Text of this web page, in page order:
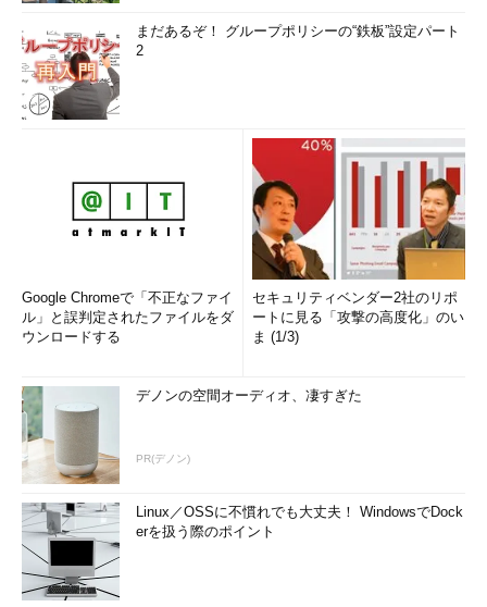
まだあるぞ！ グループポリシーの“鉄板”設定パート
2
Google Chromeで「不正なファイ
ル」と誤判定されたファイルをダ
ウンロードする
セキュリティベンダー2社のリポ
ートに見る「攻撃の高度化」のい
ま (1/3)
デノンの空間オーディオ、凄すぎた
PR(デノン)
Linux／OSSに不慣れでも大丈夫！ WindowsでDock
erを扱う際のポイント